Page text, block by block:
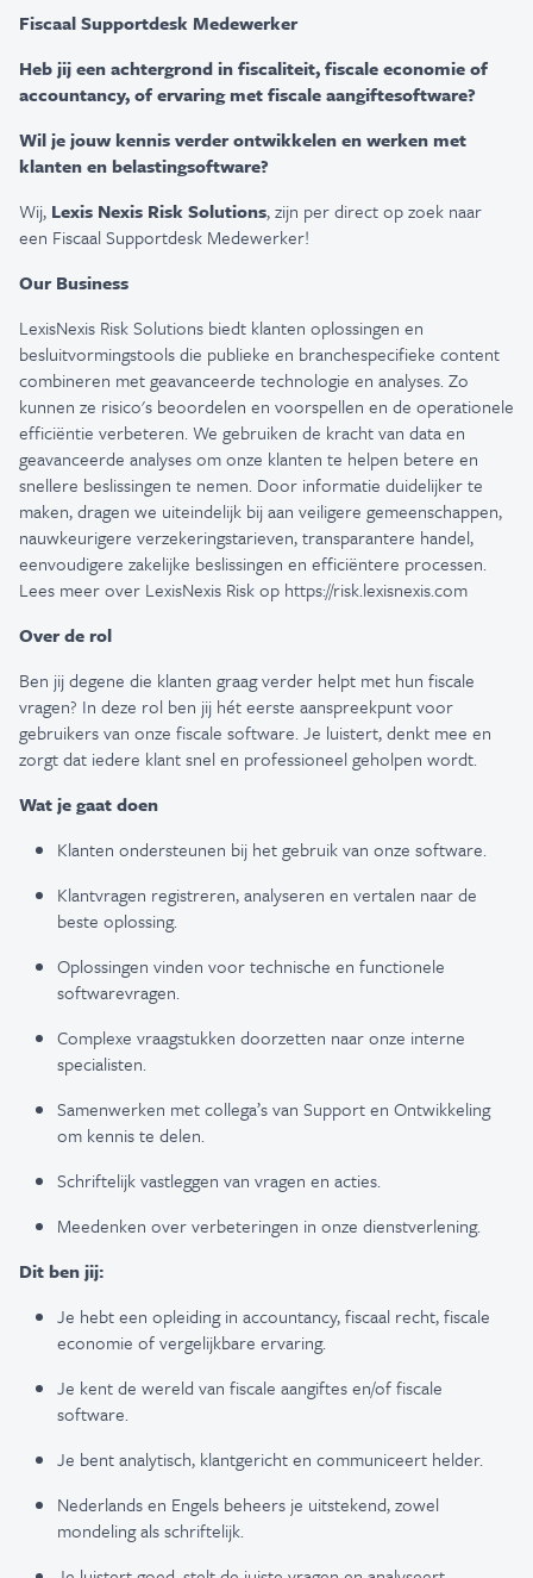
Fiscaal Supportdesk Medewerker
Heb jij een achtergrond in fiscaliteit, fiscale economie of
accountancy, of ervaring met fiscale aangiftesoftware?
Wil je jouw kennis verder ontwikkelen en werken met
klanten en belastingsoftware?
Wij, Lexis Nexis Risk Solutions, zijn per direct op zoek naar
een Fiscaal Supportdesk Medewerker!
Our Business
LexisNexis Risk Solutions biedt klanten oplossingen en
besluitvormingstools die publieke en branchespecifieke content
combineren met geavanceerde technologie en analyses. Zo
kunnen ze risico's beoordelen en voorspellen en de operationele
efficiëntie verbeteren. We gebruiken de kracht van data en
geavanceerde analyses om onze klanten te helpen betere en
snellere beslissingen te nemen. Door informatie duidelijker te
maken, dragen we uiteindelijk bij aan veiligere gemeenschappen,
nauwkeurigere verzekeringstarieven,transparantere handel,
eenvoudigere zakelijke beslissingen en efficiëntere processen.
Lees meer over LexisNexis Risk op https://risk.lexisnexis.com
Over de rol
Ben jij degene die klanten graag verder helpt met hun fiscale
vragen? In deze rol ben jij hét eerste aanspreekpunt voor
gebruikers van onze fiscale software. Je luistert, denkt mee en
zorgt dat iedere klant snel en professioneel geholpen wordt.
Wat je gaat doen
Klanten ondersteunen bij het gebruik van onze software.
Klantvragen registreren, analyseren en vertalen naar de
beste oplossing.
Oplossingen vinden voor technische en functionele
softwarevragen.
Complexe vraagstukken doorzetten naar onze interne
specialisten.
Samenwerken met collega’s van Support en Ontwikkeling
om kennis te delen.
Schriftelijk vastleggen van vragen en acties.
Meedenken over verbeteringen in onze dienstverlening.
Dit ben jij:
Je hebt een opleiding in accountancy, fiscaal recht, fiscale
economie of vergelijkbare ervaring.
Je kent de wereld van fiscale aangiftes en/of fiscale
software.
Je bent analytisch, klantgericht en communiceert helder.
Nederlands en Engels beheers je uitstekend, zowel
mondeling als schriftelijk.